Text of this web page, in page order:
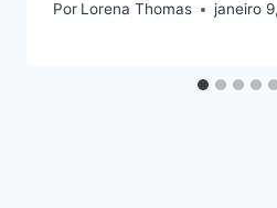
Por Lorena Thomas janeiro